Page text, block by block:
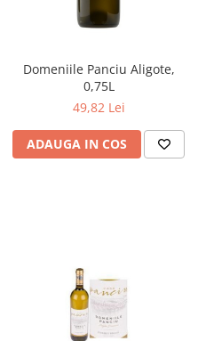
Domeniile Panciu Aligote,
0,75L
49,82 Lei
ADAUGA IN COS